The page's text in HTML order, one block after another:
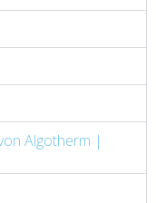
Algotherm |